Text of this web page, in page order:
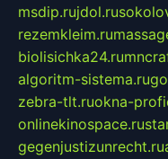
msdip.rujdol.ru
rezemkleim.ru
biolisichka24.ru
algoritm-sistema.ru
zebra-tlt.ruokna-
onlinekinospace.ru
gegenjustizunrecht.ru